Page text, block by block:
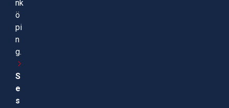
nk
ö
pi
n
g.
S
e
s